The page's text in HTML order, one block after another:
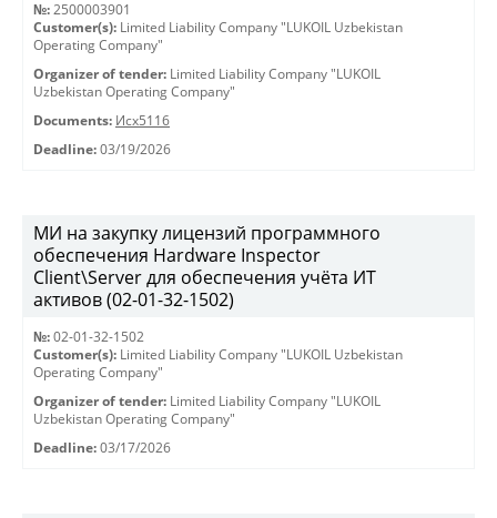
№: 2500003901
Customer(s): Limited Liability Company "LUKOIL Uzbekistan
Operating Company"
Organizer of tender: Limited Liability Company "LUKOIL
Uzbekistan Operating Company"
Documents: Исх5116
Deadline: 03/19/2026
МИ на закупку лицензий программного
обеспечения Hardware Inspector
Client\Server для обеспечения учёта ИТ
активов (02-01-32-1502)
№: 02-01-32-1502
Customer(s): Limited Liability Company "LUKOIL Uzbekistan
Operating Company"
Organizer of tender: Limited Liability Company "LUKOIL
Uzbekistan Operating Company"
Deadline: 03/17/2026